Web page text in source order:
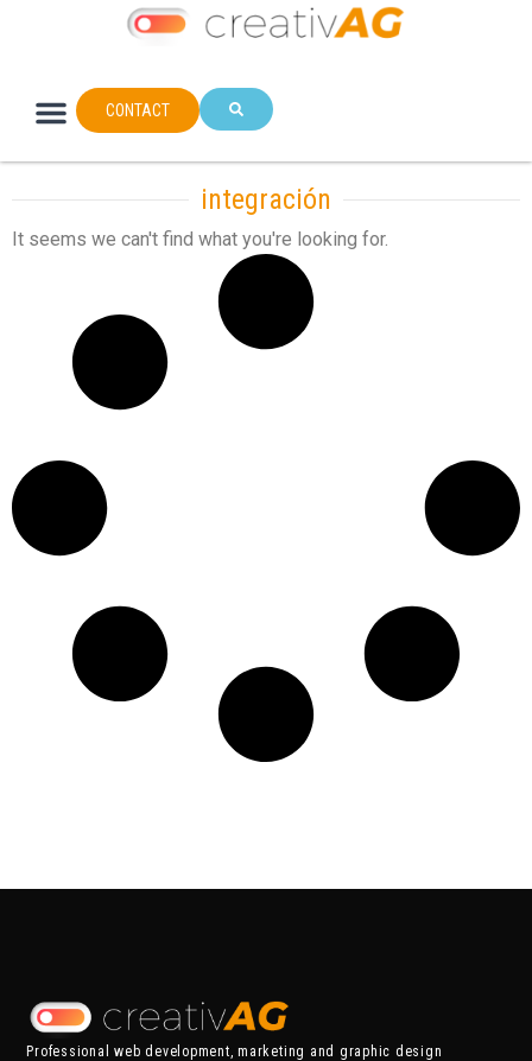
CONTACT
integración
It seems we can't find what you're looking for.
Professional web development, marketing and graphic design